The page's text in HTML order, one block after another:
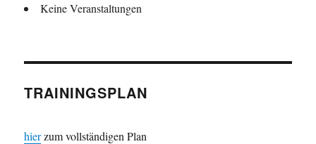
Keine Veranstaltungen
TRAININGSPLAN
hierzum vollständigen Plan